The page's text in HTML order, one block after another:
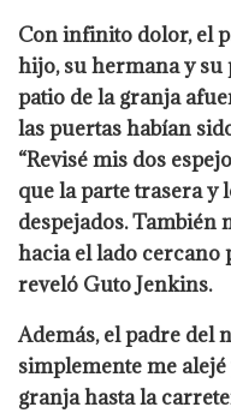
Con infinito dolor, el
hijo, su hermana y su
patio de la granja
las puertas habían
“Revisé mis dos
que la parte trasera y
despejados.
hacia el lado cercano
reveló Guto Jenkins.
Además, el padre del
simplemente me
granja hasta la